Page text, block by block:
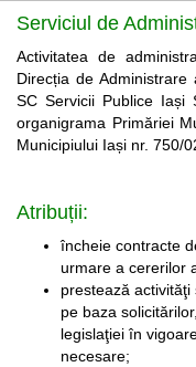
Serviciul de
Activitatea de
Direcția de
SC Servicii Publice Iași
organigrama Primăriei
Municipiului Iași nr. 750/
Atribuții:
încheie contracte
urmare a cererilor
prestează
pe baza
legislaţiei în
necesare;